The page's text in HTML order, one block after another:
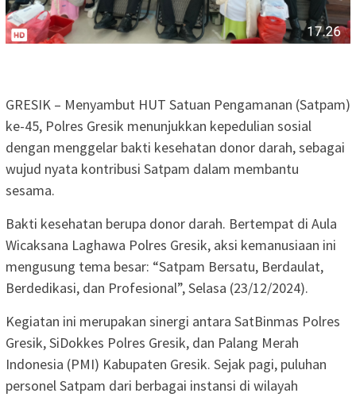
GRESIK – Menyambut HUT Satuan Pengamanan (Satpam)
ke-45, Polres Gresik menunjukkan kepedulian sosial
dengan menggelar bakti kesehatan donor darah, sebagai
wujud nyata kontribusi Satpam dalam membantu
sesama.
Bakti kesehatan berupa donor darah. Bertempat di Aula
Wicaksana Laghawa Polres Gresik, aksi kemanusiaan ini
mengusung tema besar: “Satpam Bersatu, Berdaulat,
Berdedikasi, dan Profesional”, Selasa (23/12/2024).
Kegiatan ini merupakan sinergi antara SatBinmas Polres
Gresik, SiDokkes Polres Gresik, dan Palang Merah
Indonesia (PMI) Kabupaten Gresik. Sejak pagi, puluhan
personel Satpam dari berbagai instansi di wilayah